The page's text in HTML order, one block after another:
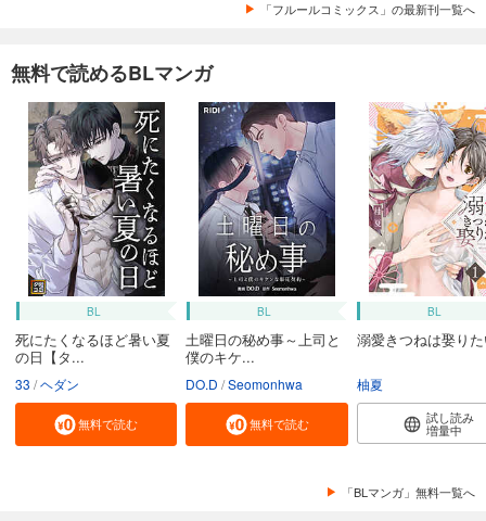
「フルールコミックス」の最新刊一覧へ
無料で読めるBLマンガ
BL
死にたくなるほど暑い夏
の日【タ...
33 ヘダン
無料で読む
BL
土曜日の秘め事～上司と
僕のキケ...
DO.D Seomonhwa
無料で読む
BL
溺愛きつねは娶り
柚夏
試し読み
増量中
「BLマンガ」無料一覧へ